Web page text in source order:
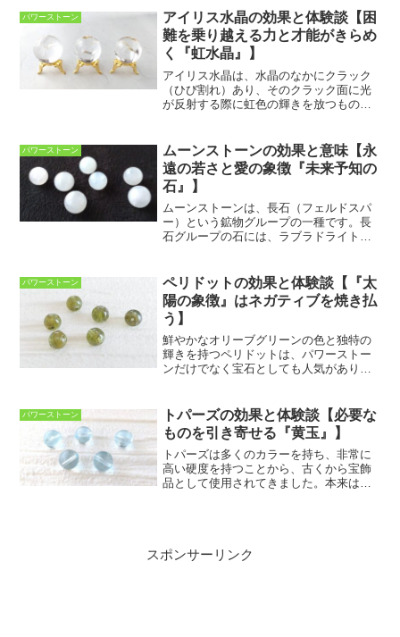
ドートが水晶の内部に内包されたものは
「草入り水晶」とも呼ば...
パワーストーン
アイリス水晶の効果と体験談【困
難を乗り越える力と才能がきらめ
く『虹水晶』】
アイリス水晶は、水晶のなかにクラック
（ひび割れ）あり、そのクラック面に光
が反射する際に虹色の輝きを放つものの
ックに光が反射することで虹が出現する
ため、見る角度によってさ...
パワーストーン
ムーンストーンの効果と意味【永
遠の若さと愛の象徴『未来予知の
石』】
ムーンストーンは、長石（フェルドスパ
ー）という鉱物グループの一種です。長
石グループの石には、ラブラドライト、
多種多様です。ムーンストーンはオーソ
クレース（正長石）を主成...
パワーストーン
ペリドットの効果と体験談【『太
陽の象徴』はネガティブを焼き払
う】
鮮やかなオリーブグリーンの色と独特の
輝きを持つペリドットは、パワーストー
ンだけでなく宝石としても人気がありま
れます。ペリドットは溶岩の塊に運ばれ
て地表に出るため、急激な...
パワーストーン
トパーズの効果と体験談【必要な
ものを引き寄せる『黄玉』】
トパーズは多くのカラーを持ち、非常に
高い硬度を持つことから、古くから宝飾
品として使用されてきました。本来は無
スポンサーリンク